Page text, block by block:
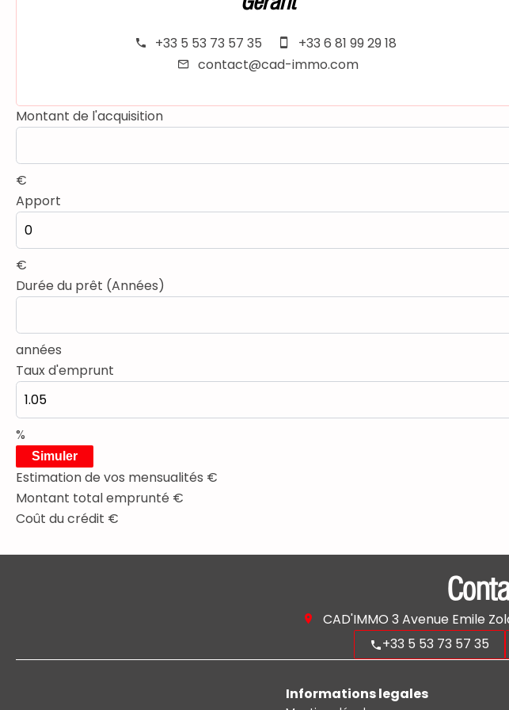
+33 5 53 73 57 35
+33 6 81 99 29 18
contact@cad-immo.com
Montant de l'acquisition
€
Apport
€
Durée du prêt (Années)
années
Taux d'emprunt
%
Simuler
Estimation de vos mensualités €
Montant total emprunté €
Coût du crédit €
CAD'IMMO 3 Avenue Emile
+33 5 53 73 57 35
Informations legales